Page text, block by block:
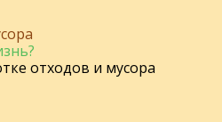
отходов и мусора